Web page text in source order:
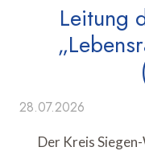
Leitung
28.07.2026
Der Kreis